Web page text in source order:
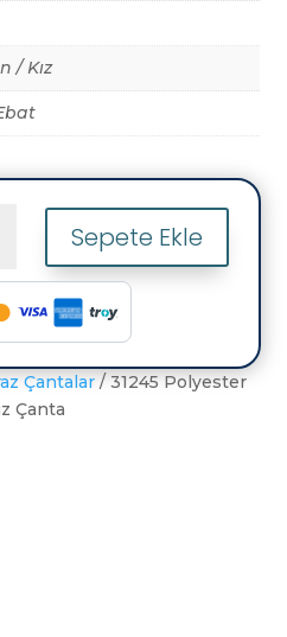
/ Kız
Sepete Ekle
Çantalar / 31245 Polyester
Çanta